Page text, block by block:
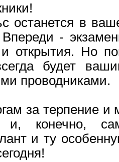
останется в
Впереди -
и открытия. Но
будет
проводниками.
за терпение и
и, конечно,
и ту